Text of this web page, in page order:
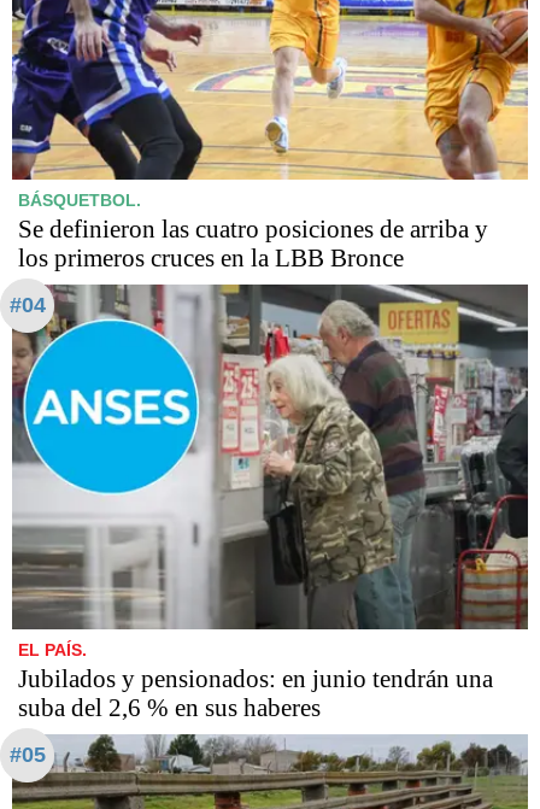
BÁSQUETBOL.
Se definieron las cuatro posiciones de arriba y
los primeros cruces en la LBB Bronce
#04
EL PAÍS.
Jubilados y pensionados: en junio tendrán una
suba del 2,6 % en sus haberes
#05